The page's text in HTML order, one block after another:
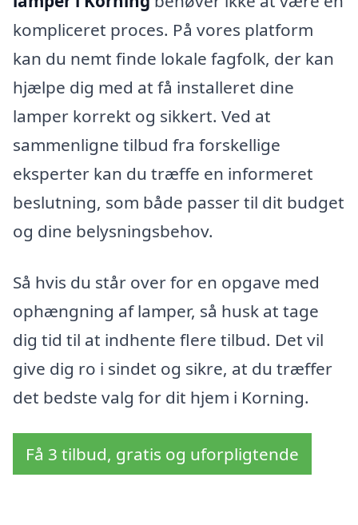
kompliceret proces. På vores platform
kan du nemt finde lokale fagfolk, der kan
hjælpe dig med at få installeret dine
lamper korrekt og sikkert. Ved at
sammenligne tilbud fra forskellige
eksperter kan du træffe en informeret
beslutning, som både passer til dit budget
og dine belysningsbehov.
Så hvis du står over for en opgave med
ophængning af lamper, så husk at tage
dig tid til at indhente flere tilbud. Det vil
give dig ro i sindet og sikre, at du træffer
det bedste valg for dit hjem i Korning.
Få 3 tilbud, gratis og uforpligtende